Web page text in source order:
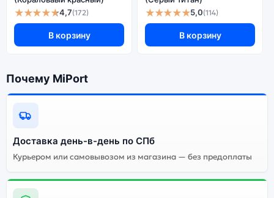
Beige (Бежевый):
Энергоемкий
аккумулятор
Процессор
Samsung Galaxy Z Fold4
12Gb/256Gb Beige
(Бежевый)
★★★★★4,7(172)
В корзину
★★★★★5,0(114)
В корзину
Почему MiPort
Доставка день-в-день по СПб
Курьером или самовывозом из магазина — без предоплаты